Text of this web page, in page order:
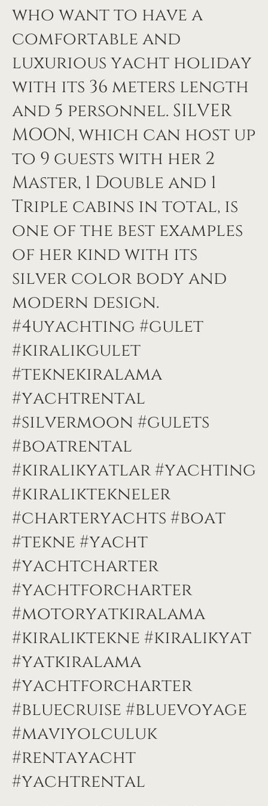
who want to have a
comfortable and
luxurious yacht holiday
with its 36 meters length
and 5 personnel. SILVER
MOON, which can host up
to 9 guests with her 2
Master, 1 Double and 1
Triple cabins in total, is
one of the best examples
of her kind with its
silver color body and
modern design.
#4uyachting #gulet
#kiralıkgulet
#teknekiralama
#yachtrental
#silvermoon #gulets
#boatrental
#kiralıkyatlar #yachting
#kiraliktekneler
#charteryachts #boat
#tekne #yacht
#yachtcharter
#yachtforcharter
#motoryatkiralama
#kiralıktekne #kiralıkyat
#yatkiralama
#yachtforcharter
#bluecruise #bluevoyage
#maviyolculuk
#rentayacht
#yachtrental